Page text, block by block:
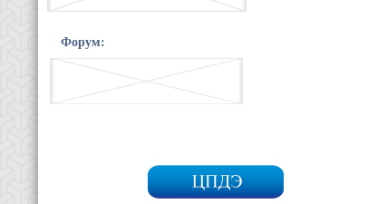
Форум: